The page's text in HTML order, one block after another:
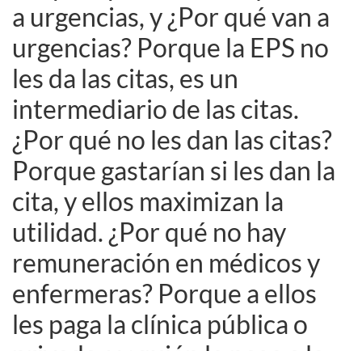
a urgencias, y ¿Por qué van a
urgencias? Porque la EPS no
les da las citas, es un
intermediario de las citas.
¿Por qué no les dan las citas?
Porque gastarían si les dan la
cita, y ellos maximizan la
utilidad. ¿Por qué no hay
remuneración en médicos y
enfermeras? Porque a ellos
les paga la clínica pública o